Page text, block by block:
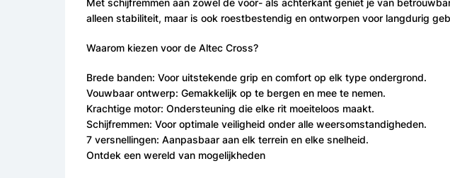
Met schijfremmen aan zowel de voor- als achterkant geniet je van
alleen stabiliteit, maar is ook roestbestendig en ontworpen voor langdurig
Waarom kiezen voor de Altec Cross?
Brede banden: Voor uitstekende grip en comfort op elk type ondergrond.
Vouwbaar ontwerp: Gemakkelijk op te bergen en mee te nemen.
Krachtige motor: Ondersteuning die elke rit moeiteloos maakt.
Schijfremmen: Voor optimale veiligheid onder alle weersomstandigheden.
7 versnellingen: Aanpasbaar aan elk terrein en elke snelheid.
Ontdek een wereld van mogelijkheden